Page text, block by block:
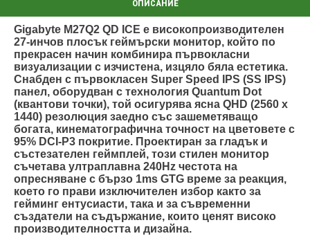
Gigabyte M27Q2 QD ICE е високопроизводителен
27-инчов плосък геймърски монитор, който по
прекрасен начин комбинира първокласни
визуализации с изчистена, изцяло бяла естетика.
Снабден с първокласен Super Speed IPS (SS IPS)
панел, оборудван с технология Quantum Dot
(квантови точки), той осигурява ясна QHD (2560 x
1440) резолюция заедно със зашеметяващо
богата, кинематографична точност на цветовете с
95% DCI-P3 покритие. Проектиран за гладък и
състезателен геймплей, този стилен монитор
съчетава ултраплавна 240Hz честота на
опресняване с бързо 1ms GTG време за реакция,
което го прави изключителен избор както за
гейминг ентусиасти, така и за съвременни
създатели на съдържание, които ценят високо
производителността и дизайна.